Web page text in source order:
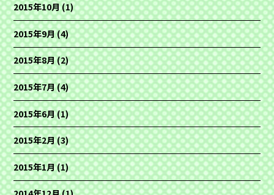
2015年10月(1)
2015年9月(4)
2015年8月(2)
2015年7月(4)
2015年6月(1)
2015年2月(3)
2015年1月(1)